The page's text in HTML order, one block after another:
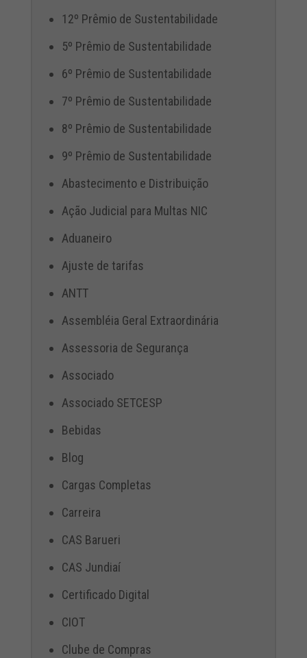
12º Prêmio de Sustentabilidade
5º Prêmio de Sustentabilidade
6º Prêmio de Sustentabilidade
7º Prêmio de Sustentabilidade
8º Prêmio de Sustentabilidade
9º Prêmio de Sustentabilidade
Abastecimento e Distribuição
Ação Judicial para Multas NIC
Aduaneiro
Ajuste de tarifas
ANTT
Assembléia Geral Extraordinária
Assessoria de Segurança
Associado
Associado SETCESP
Bebidas
Blog
Cargas Completas
Carreira
CAS Barueri
CAS Jundiaí
Certificado Digital
CIOT
Clube de Compras